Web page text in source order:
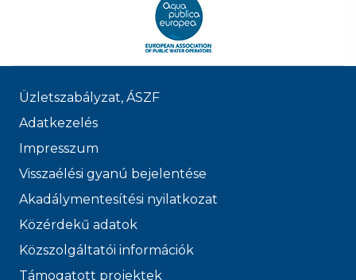
Üzletszabályzat, ÁSZF
Adatkezelés
Impresszum
Visszaélési gyanú bejelentése
Akadálymentesítési nyilatkozat
Közérdekű adatok
Közszolgáltatói információk
Támogatott projektek